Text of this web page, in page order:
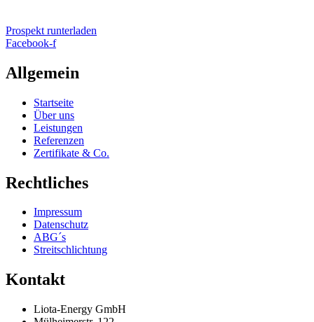
Prospekt runterladen
Facebook-f
Allgemein
Startseite
Über uns
Leistungen
Referenzen
Zertifikate & Co.
Rechtliches
Impressum
Datenschutz
ABG´s
Streitschlichtung
Kontakt
Liota-Energy GmbH